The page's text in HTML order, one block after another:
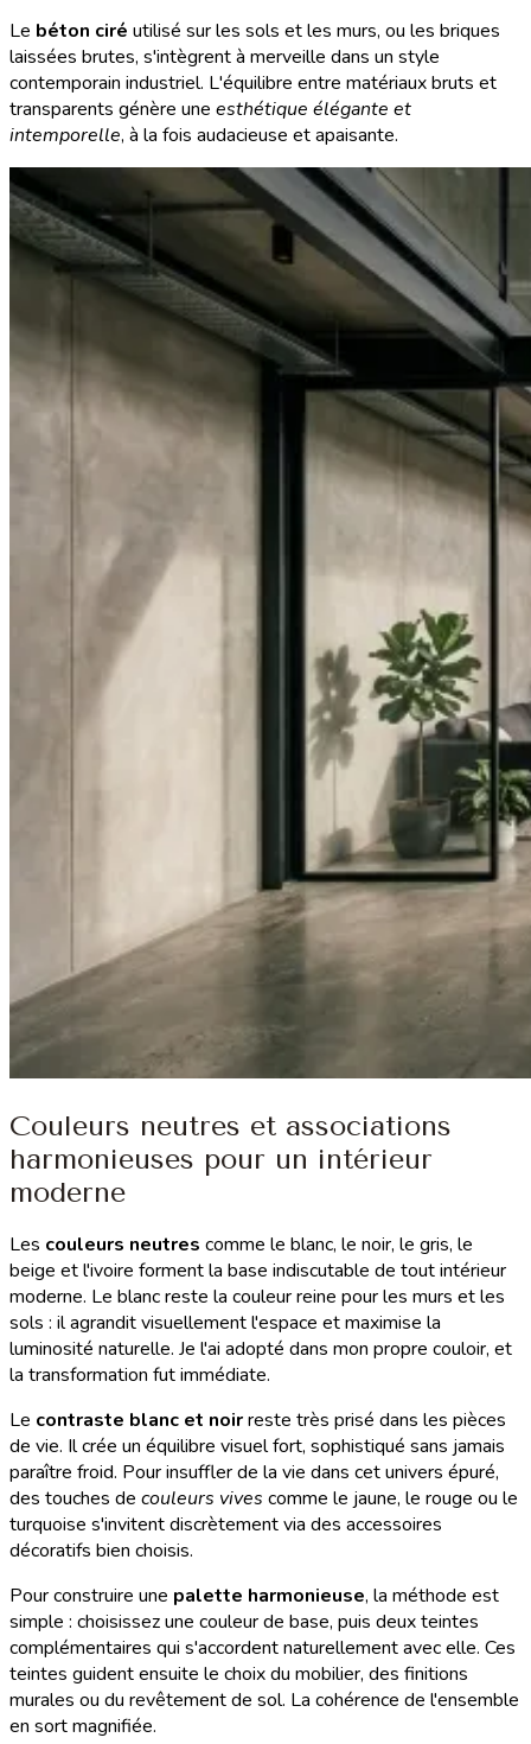
Le béton ciré utilisé sur les sols et les murs, ou les briques
laissées brutes, s'intègrent à merveille dans un style
contemporain industriel. L'équilibre entre matériaux bruts et
transparents génère une esthétique élégante et
intemporelle, à la fois audacieuse et apaisante.
Couleurs neutres et associations
harmonieuses pour un intérieur
moderne
Les couleurs neutres comme le blanc, le noir, le gris, le
beige et l'ivoire forment la base indiscutable de tout intérieur
moderne. Le blanc reste la couleur reine pour les murs et les
sols : il agrandit visuellement l'espace et maximise la
luminosité naturelle. Je l'ai adopté dans mon propre couloir, et
la transformation fut immédiate.
Le contraste blanc et noirreste très prisé dans les pièces
de vie. Il crée un équilibre visuel fort, sophistiqué sans jamais
paraître froid. Pour insuffler de la vie dans cet univers épuré,
des touches de couleurs vives comme le jaune, le rouge ou le
turquoise s'invitent discrètement via des accessoires
décoratifs bien choisis.
Pour construire une palette harmonieuse, la méthode est
simple : choisissez une couleur de base, puis deux teintes
complémentaires qui s'accordent naturellement avec elle. Ces
teintes guident ensuite le choix du mobilier, des finitions
murales ou du revêtement de sol. La cohérence de l'ensemble
en sort magnifiée.